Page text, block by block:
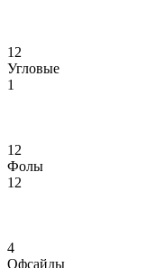
12
Угловые
1
12
Фолы
12
4
Офсайды